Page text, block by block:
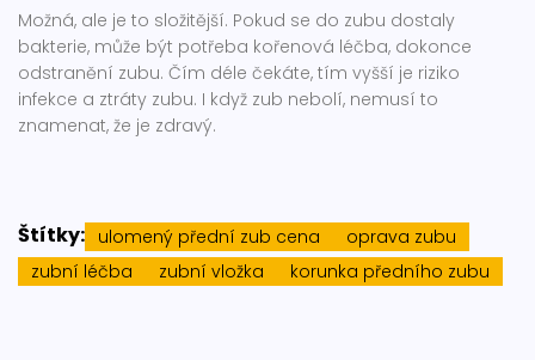
Možná, ale je to složitější. Pokud se do zubu dostaly
bakterie, může být potřeba kořenová léčba, dokonce
odstranění zubu. Čím déle čekáte, tím vyšší je riziko
infekce a ztráty zubu. I když zub nebolí, nemusí to
znamenat, že je zdravý.
Štítky: ulomený přední zub cena
oprava zubu
zubní léčba
zubní vložka korunka předního zubu